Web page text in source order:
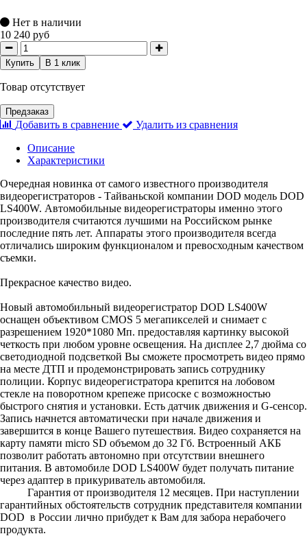
Нет в наличии
10 240 руб
Купить В 1 клик
Товар отсутствует
Предзаказ
Добавить в сравнение
Удалить из сравнения
Описание
Характеристики
Очередная новинка от самого известного производителя
видеорегистраторов - Тайваньской компании DOD модель DOD
LS400W. Автомобильные видеорегистраторы именно этого
производителя считаются лучшими на Российском рынке
последние пять лет. Аппараты этого производителя всегда
отличались широким функционалом и превосходным качеством
съемки.
Прекрасное качество видео.
Новый автомобильный видеорегистратор DOD LS400W
оснащен объективом CMOS 5 мегапикселей и снимает с
разрешением 1920*1080 Мп. предоставляя картинку высокой
четкость при любом уровне освещения. На дисплее 2,7 дюйма со
светодиодной подсветкой Вы сможете просмотреть видео прямо
на месте ДТП и продемонстрировать запись сотруднику
полиции. Корпус видеорегистратора крепится на лобовом
стекле на поворотном крепеже присоске с возможностью
быстрого снятия и установки. Есть датчик движения и G-сенсор.
Запись начнется автоматически при начале движения и
завершится в конце Вашего путешествия. Видео сохраняется на
карту памяти micro SD объемом до 32 Гб. Встроенный АКБ
позволит работать автономно при отсутствии внешнего
питания. В автомобиле DOD LS400W будет получать питание
через адаптер в прикуриватель автомобиля.
Гарантия от производителя 12 месяцев. При наступлении
гарантийных обстоятельств сотрудник представителя компании
DOD в России лично прибудет к Вам для забора нерабочего
продукта.